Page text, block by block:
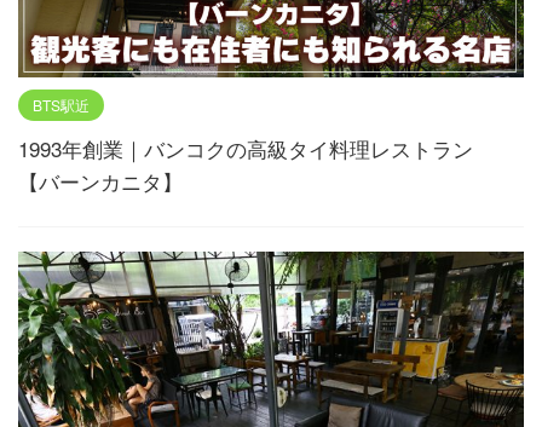
BTS駅近
1993年創業｜バンコクの高級タイ料理レストラン
【バーンカニタ】